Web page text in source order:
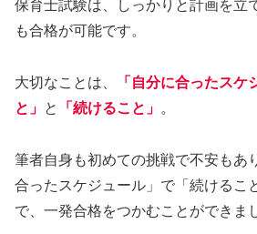
保育士試験は、しっかりと計画を立
も合格が可能です。
大切なことは、 「自分に合ったスケ
と」 と 「続けること」 。
筆者自身も初めての挑戦で不安もあ
合ったスケジュール」で「続けるこ
で、一発合格をつかむことができま